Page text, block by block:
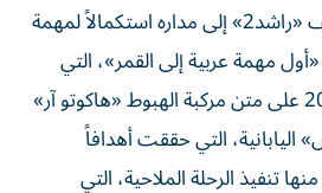
ويمثل إطلاق المستكشف «راشد2» إلى مداره استكمالاً لمهمة
مهمة عربية إلى القمر»، التي
أطلقت في ديسمبر 2022 على متن مركبة الهبوط «هاكوتو آر»
التي حققت أهدافاً
تنفيذ الرحلة الملاحية، التي